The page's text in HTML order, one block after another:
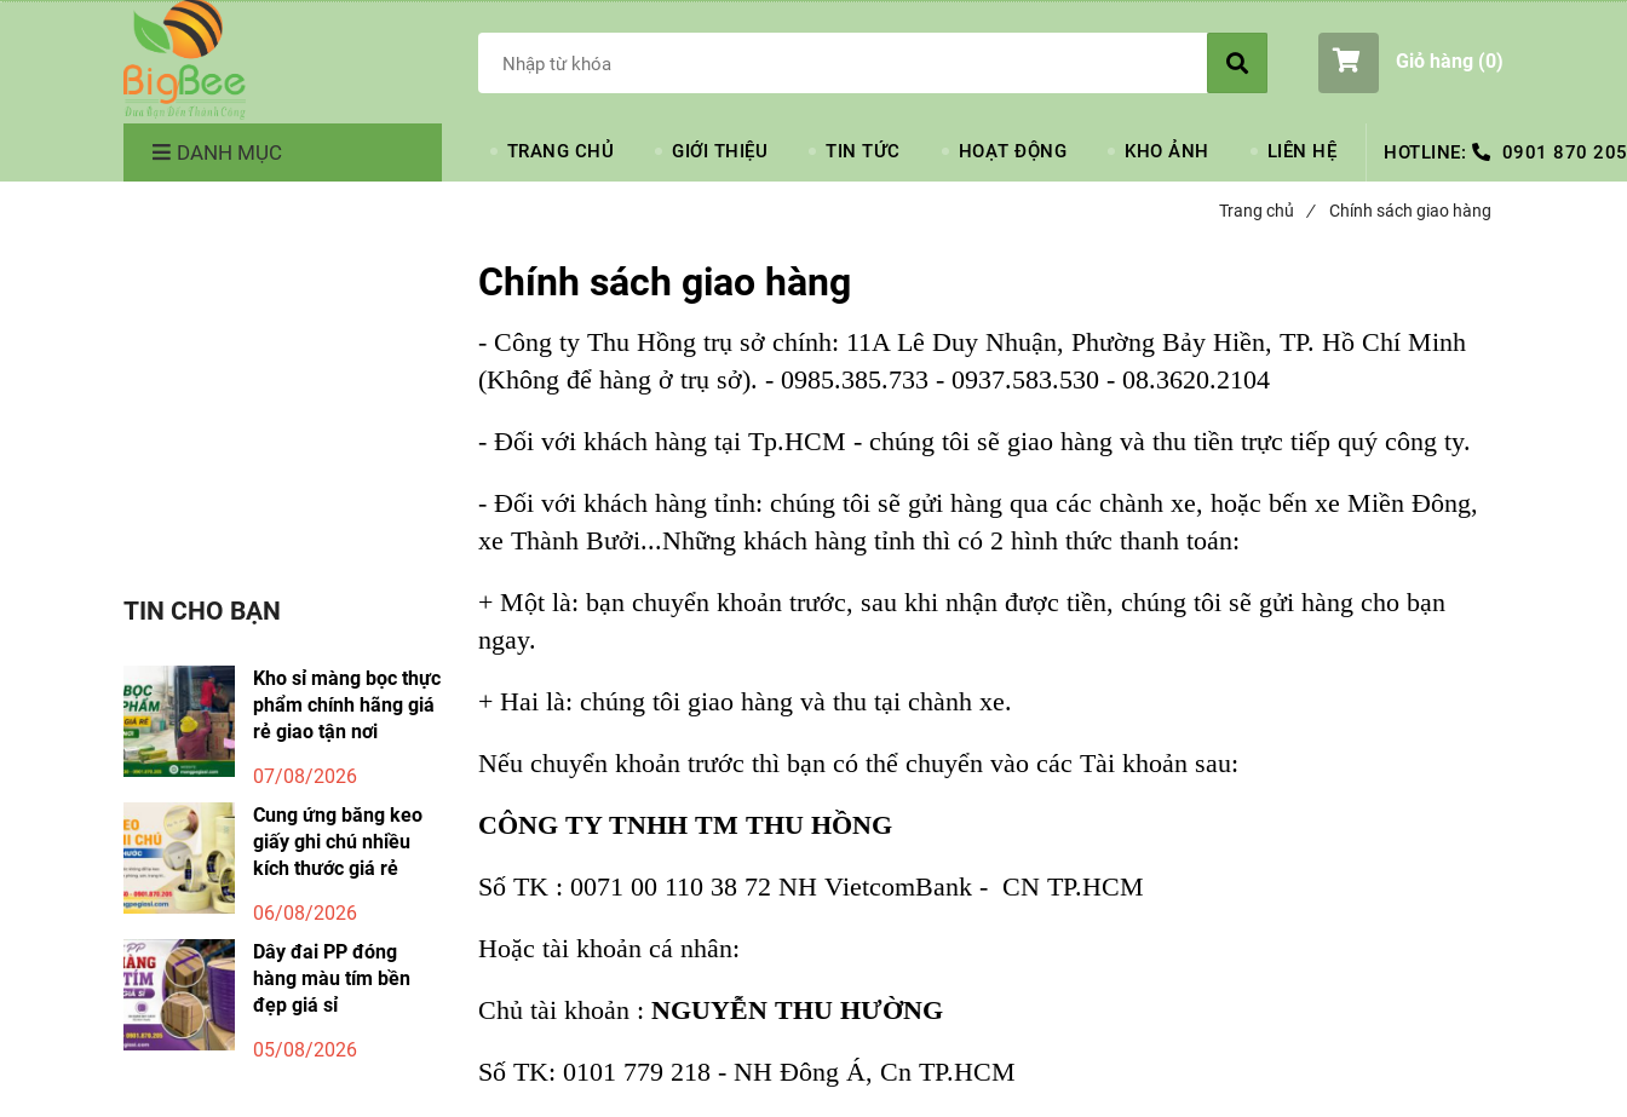
Giỏ hàng (0)
DANH MỤC TRANG CHỦ GIỚI THIỆU TIN TỨC HOẠT ĐỘNG KHO ẢNH LIÊN HỆ HOTLINE: 0901 870
Trang chủ / Chính sách giao hàng
Chính sách giao hàng
- Công ty Thu Hồng trụ sở chính: 11A Lê Duy Nhuận, Phường Bảy Hiền, TP. Hồ Chí Minh
(Không để hàng ở trụ sở). - 0985.385.733 - 0937.583.530 - 08.3620.2104
- Đối với khách hàng tại Tp.HCM - chúng tôi sẽ giao hàng và thu tiền trực tiếp quý công ty.
- Đối với khách hàng tỉnh: chúng tôi sẽ gửi hàng qua các chành xe, hoặc bến xe Miền Đông,
xe Thành Bưởi...Những khách hàng tỉnh thì có 2 hình thức thanh toán:
+ Một là: bạn chuyển khoản trước, sau khi nhận được tiền, chúng tôi sẽ gửi hàng cho bạn
ngay.
+ Hai là: chúng tôi giao hàng và thu tại chành xe.
Nếu chuyển khoản trước thì bạn có thể chuyển vào các Tài khoản sau:
CÔNG TY TNHH TM THU HỒNG
Số TK : 0071 00 110 38 72 NH VietcomBank - CN TP.HCM
Hoặc tài khoản cá nhân:
Chủ tài khoản : NGUYỄN THU HƯỜNG
Số TK: 0101 779 218 - NH Đông Á, Cn TP.HCM
TIN CHO BẠN
Kho sỉ màng bọc thực
phẩm chính hãng giá
rẻ giao tận nơi
07/08/2026
Cung ứng băng keo
giấy ghi chú nhiều
kích thước giá rẻ
06/08/2026
Dây đai PP đóng
hàng màu tím bền
đẹp giá sỉ
05/08/2026